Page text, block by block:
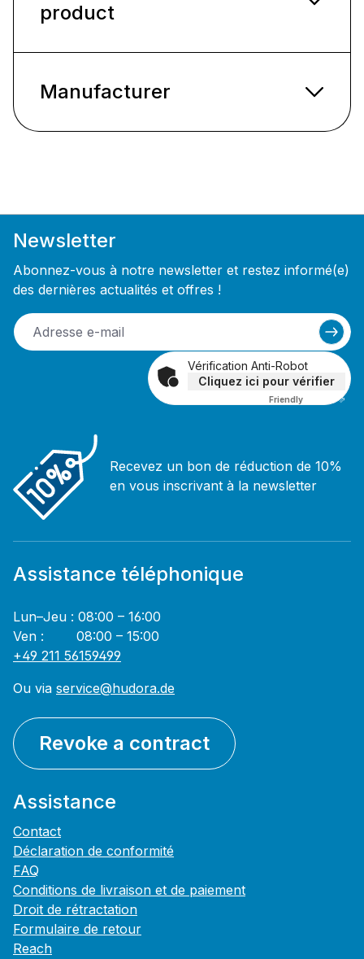
product
Manufacturer
Newsletter
Abonnez-vous à notre newsletter et restez informé(e)
des dernières actualités et offres !
Vérification Anti-Robot
Cliquez ici pour vérifier
Friendly Captcha ⇗
Recevez un bon de réduction de 10%
en vous inscrivant à la newsletter
Assistance téléphonique
Lun–Jeu : 08:00 – 16:00
Ven : 08:00 – 15:00
+49 211 56159499
Ou via service@hudora.de
Revoke a contract
Assistance
Contact
Déclaration de conformité
FAQ
Conditions de livraison et de paiement
Droit de rétractation
Formulaire de retour
Reach